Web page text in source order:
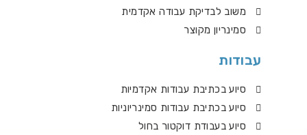
משוב לבדיקת עבודה אקדמית
סמינריון מקוצר
עבודות
סיוע בכתיבת עבודות אקדמיות
סיוע בכתיבת עבודות סמינריוניות
סיוע בעבודת דוקטור בחול